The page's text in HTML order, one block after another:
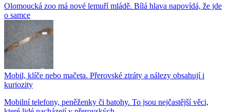
Olomoucká zoo má nové lemuří mládě. Bílá hlava napovídá, že jde
o samce
Mobil, klíče nebo mačeta. Přerovské ztráty a nálezy obsahují i
kuriozity
Mobilní telefony, peněženky či batohy. To jsou nejčastější věci,